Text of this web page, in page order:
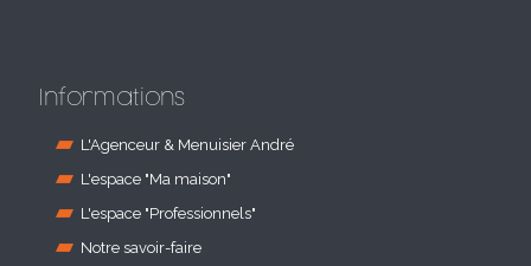
Informations
L'Agenceur & Menuisier André
L'espace "Ma maison"
L'espace "Professionnels"
Notre savoir-faire